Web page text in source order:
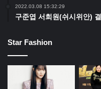
2022.03.08 15:32:29
구준엽 서희원(쉬시위안)
Star Fashion